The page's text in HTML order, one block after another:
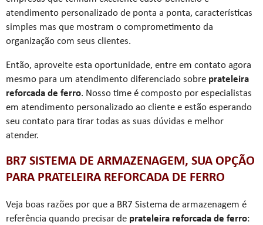
atendimento personalizado de ponta a ponta, características
simples mas que mostram o comprometimento da
organização com seus clientes.
Então, aproveite esta oportunidade, entre em contato agora
mesmo para um atendimento diferenciado sobre prateleira
reforcada de ferro. Nosso time é composto por especialistas
em atendimento personalizado ao cliente e estão esperando
seu contato para tirar todas as suas dúvidas e melhor
atender.
BR7 SISTEMA DE ARMAZENAGEM, SUA OPÇÃO
PARA PRATELEIRA REFORCADA DE FERRO
Veja boas razões por que a BR7 Sistema de armazenagem é
referência quando precisar de prateleira reforcada de ferro: